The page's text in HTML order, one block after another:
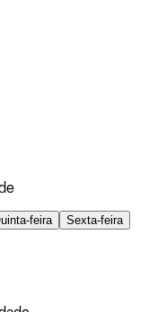
feira
Sexta-feira